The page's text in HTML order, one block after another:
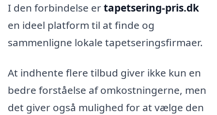
I den forbindelse ertapetsering-pris.dk
en ideel platform til at finde og
sammenligne lokale tapetseringsfirmaer.
At indhente flere tilbud giver ikke kun en
bedre forståelse af omkostningerne, men
det giver også mulighed for at vælge den